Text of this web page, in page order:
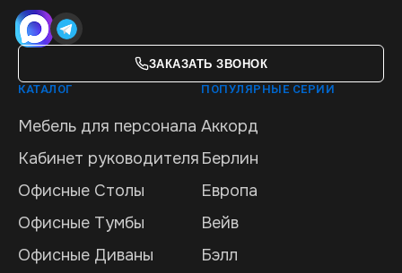
ЗАКАЗАТЬ ЗВОНОК
КАТАЛОГ
Мебель для персонала
Кабинет руководителя
Офисные Столы
Офисные Тумбы
Офисные Диваны
ПОПУЛЯРНЫЕ СЕРИИ
Аккорд
Берлин
Европа
Вейв
Бэлл